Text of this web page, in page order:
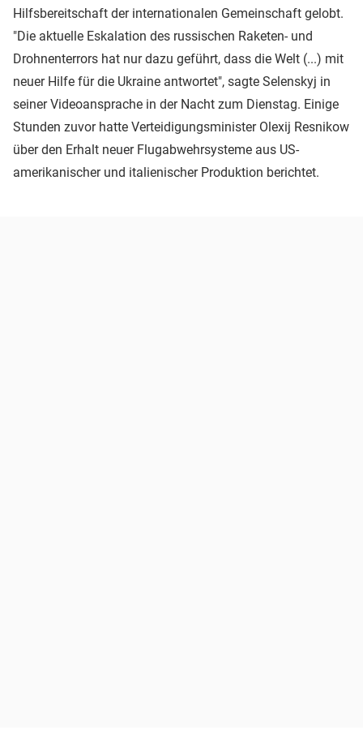
Hilfsbereitschaft der internationalen Gemeinschaft gelobt.
"Die aktuelle Eskalation des russischen Raketen- und
Drohnenterrors hat nur dazu geführt, dass die Welt (...) mit
neuer Hilfe für die Ukraine antwortet", sagte Selenskyj in
seiner Videoansprache in der Nacht zum Dienstag. Einige
Stunden zuvor hatte Verteidigungsminister Olexij Resnikow
über den Erhalt neuer Flugabwehrsysteme aus US-
amerikanischer und italienischer Produktion berichtet.